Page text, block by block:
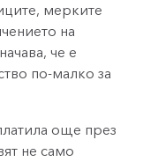
мерките
на
че е
по-малко за
още през
не само